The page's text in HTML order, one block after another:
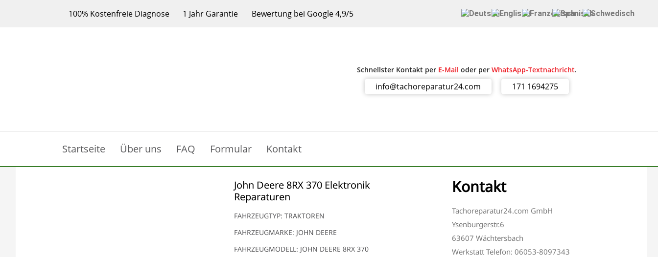
100% Kostenfreie Diagnose 1 Jahr Garantie Bewertung bei Google 4,9/5
Schnellster Kontakt per E-Mail oder perWhatsApp-Textnachricht.
info@tachoreparatur24.com 171 1694275
Startseite Über uns FAQ Formular Kontakt
John Deere 8RX 370 Elektronik
Reparaturen
FAHRZEUGTYP: TRAKTOREN
FAHRZEUGMARKE: JOHN DEERE
FAHRZEUGMODELL: JOHN DEERE 8RX 370
Kontakt
Tachoreparatur24.com GmbH
Ysenburgerstr.6
63607 Wächtersbach
Werkstatt Telefon: 06053-8097343